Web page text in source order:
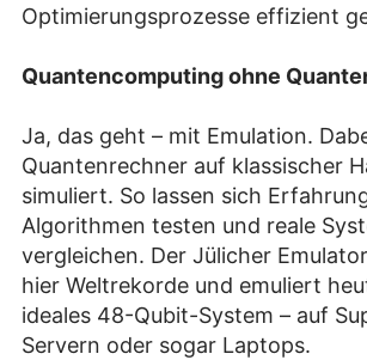
Optimierungsprozesse effizient
Quantencomputing ohne
Ja, das geht – mit Emulation.
Quantenrechner auf klassischer
simuliert. So lassen sich
Algorithmen testen und reale
vergleichen. Der Jülicher
hier Weltrekorde und emuliert
ideales 48-Qubit-System – auf
Servern oder sogar Laptops.